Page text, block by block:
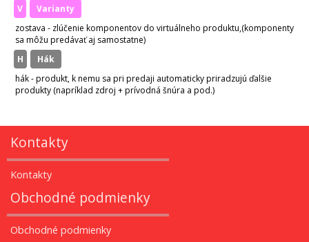
v
varianty
zostava - zlúčenie komponentov do virtuálneho produktu,(komponenty
sa môžu predávať aj samostatne)
H
hák
hák - produkt, k nemu sa pri predaji automaticky priradzujú ďalšie
produkty (napríklad zdroj + prívodná šnúra a pod.)
Kontakty
Kontakty
Obchodné podmienky
Obchodné podmienky